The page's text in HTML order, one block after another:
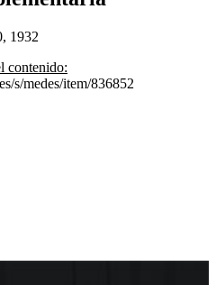
1932
contenido:
s/medes/item/836852